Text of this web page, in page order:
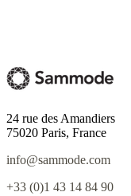
24 rue des Amandiers
75020 Paris, France
info@sammode.com
+33 (0)1 43 14 84 90